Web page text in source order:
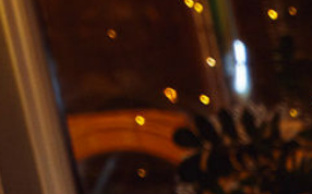
0
37
252
Сад Lounge